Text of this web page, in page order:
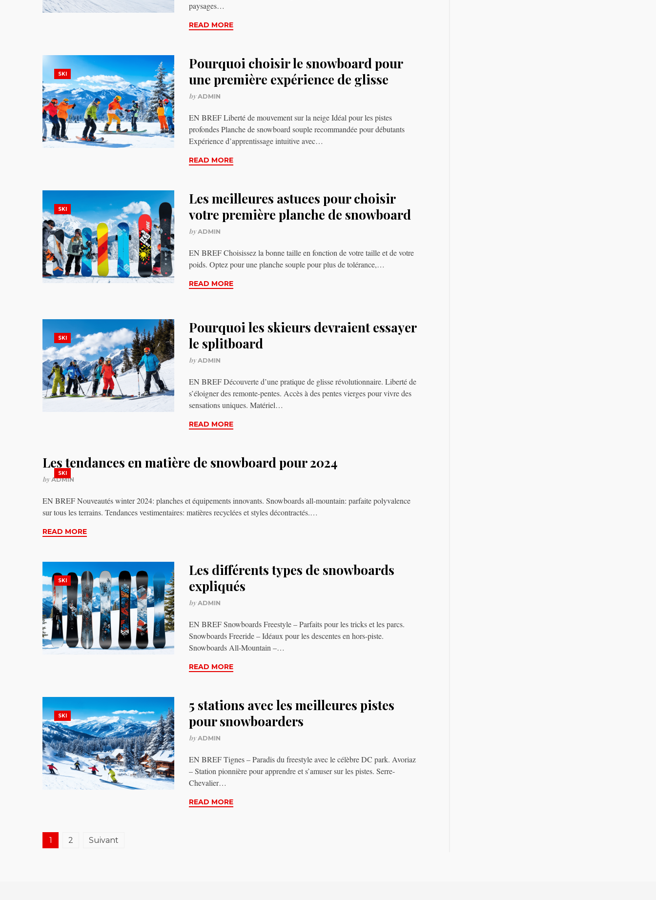
paysages…
READ MORE
SKI
Pourquoi choisir le snowboard pour
une première expérience de glisse
byADMIN
EN BREF Liberté de mouvement sur la neige Idéal pour les pistes
profondes Planche de snowboard souple recommandée pour débutants
Expérience d’apprentissage intuitive avec…
READ MORE
SKI
Les meilleures astuces pour choisir
votre première planche de snowboard
byADMIN
EN BREF Choisissez la bonne taille en fonction de votre taille et de votre
poids. Optez pour une planche souple pour plus de tolérance,…
READ MORE
SKI
Pourquoi les skieurs devraient essayer
le splitboard
byADMIN
EN BREF Découverte d’une pratique de glisse révolutionnaire. Liberté de
s’éloigner des remonte-pentes. Accès à des pentes vierges pour vivre des
sensations uniques. Matériel…
READ MORE
SKI
Les tendances en matière de snowboard pour 2024
byADMIN
EN BREF Nouveautés winter 2024: planches et équipements innovants. Snowboards all-mountain: parfaite polyvalence
sur tous les terrains. Tendances vestimentaires: matières recyclées et styles décontractés.…
READ MORE
SKI
Les différents types de snowboards
expliqués
byADMIN
EN BREF Snowboards Freestyle – Parfaits pour les tricks et les parcs.
Snowboards Freeride – Idéaux pour les descentes en hors-piste.
Snowboards All-Mountain –…
READ MORE
SKI
5 stations avec les meilleures pistes
pour snowboarders
byADMIN
EN BREF Tignes – Paradis du freestyle avec le célèbre DC park. Avoriaz
– Station pionnière pour apprendre et s’amuser sur les pistes. Serre-
Chevalier…
READ MORE
Pagination
1 2 Suivant